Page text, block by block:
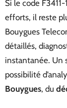
Si le code
efforts, il reste
Bouygues
détaillés,
instantanée. Un
possibilité
Bouygues, du